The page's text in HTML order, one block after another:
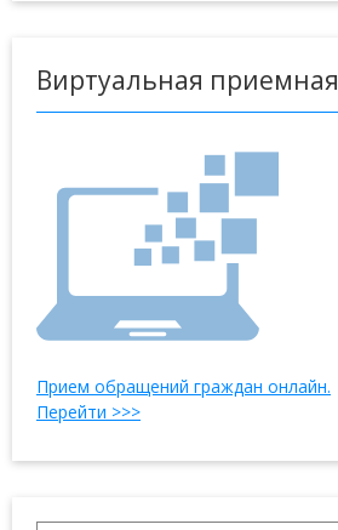
Виртуальная приемная
Прием обращений граждан онлайн.
Перейти >>>